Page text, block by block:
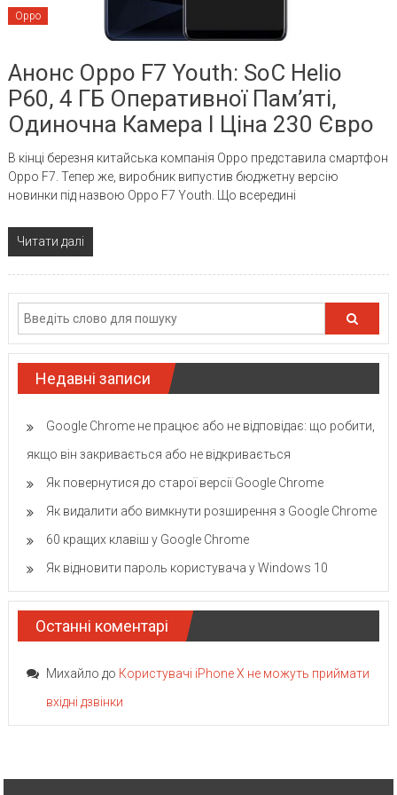
Oppo
Анонс Oppo F7 Youth: SoC Helio
P60, 4 ГБ Оперативної Пам’яті,
Одиночна Камера І Ціна 230 Євро
В кінці березня китайська компанія Oppo представила смартфон
Oppo F7. Тепер же, виробник випустив бюджетну версію
новинки під назвою Oppo F7 Youth. Що всередині
Читати далі
Недавні записи
Google Chrome не працює або не відповідає: що робити,
якщо він закривається або не відкривається
Як повернутися до старої версії Google Chrome
Як видалити або вимкнути розширення з Google Chrome
60 кращих клавіш у Google Chrome
Як відновити пароль користувача у Windows 10
Останні коментарі
Михайло до Користувачі iPhone X не можуть приймати
вхідні дзвінки